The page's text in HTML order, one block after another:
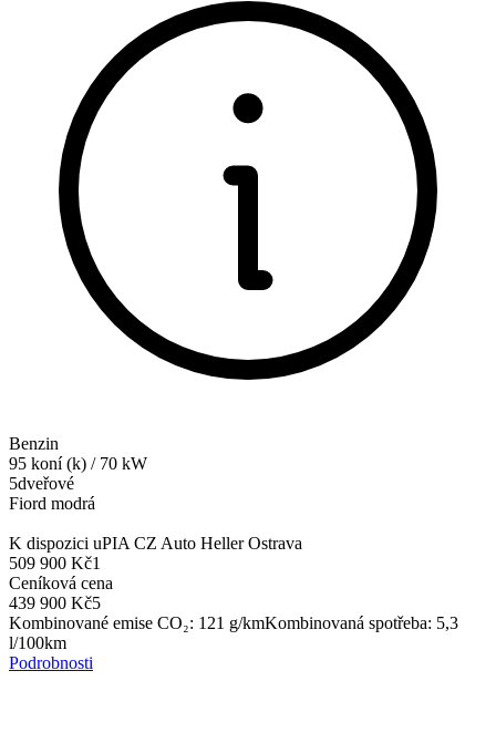
Benzin
95 koní (k) / 70 kW
5dveřové
Fiord modrá
K dispozici uPIA CZ Auto Heller Ostrava
509 900 Kč1
Ceníková cena
439 900 Kč5
Kombinované emise CO₂: 121 g/kmKombinovaná spotřeba: 5,3
l/100km
Podrobnosti